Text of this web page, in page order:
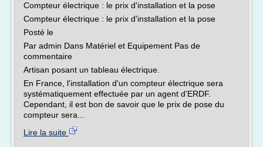
Compteur électrique : le prix d'installation et la pose
Compteur électrique : le prix d'installation et la pose
Posté le
Par admin Dans Matériel et Equipement Pas de
commentaire
Artisan posant un tableau électrique.
En France, l'installation d'un compteur électrique sera
systématiquement effectuée par un agent d'ERDF.
Cependant, il est bon de savoir que le prix de pose du
compteur sera...
Lire la suite